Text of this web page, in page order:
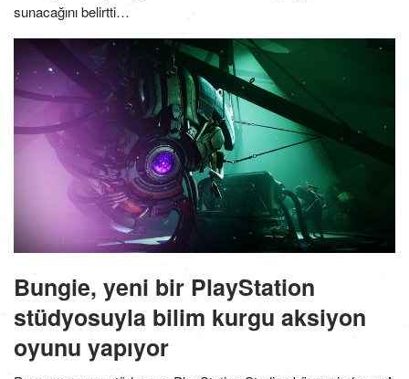
sunacağını belirtti…
Bungie, yeni bir PlayStation
stüdyosuyla bilim kurgu aksiyon
oyunu yapıyor